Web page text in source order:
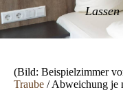
(Bild: Beispielzimmer
Traube / Abweichung je